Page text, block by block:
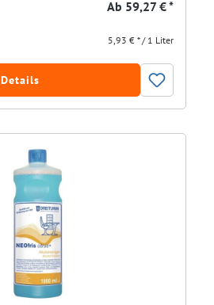
Ab 59,27 € *
5,93 € * / 1 Liter
Details